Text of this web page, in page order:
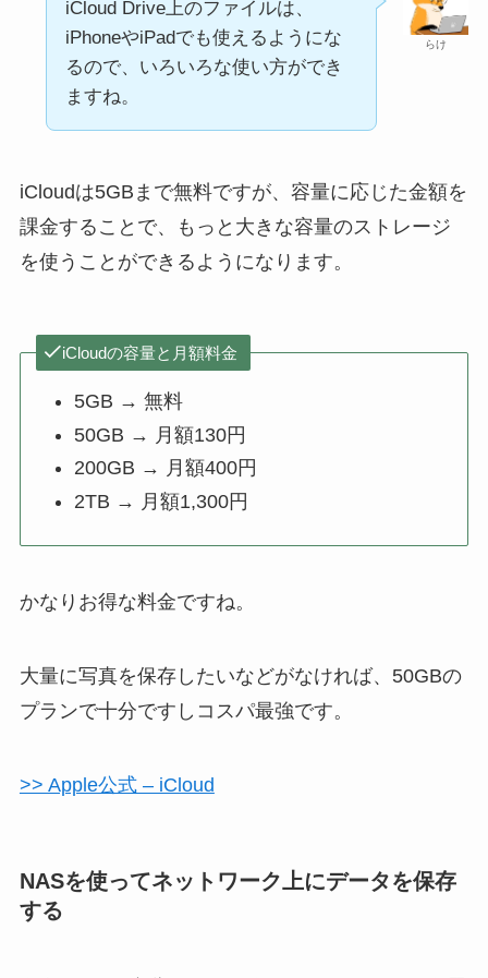
らけ
iCloud Drive上のファイルは、
iPhoneやiPadでも使えるようにな
るので、いろいろな使い方ができ
ますね。
iCloudは5GBまで無料ですが、容量に応じた金額を
課金することで、もっと大きな容量のストレージ
を使うことができるようになります。
iCloudの容量と月額料金
5GB → 無料
50GB → 月額130円
200GB → 月額400円
2TB → 月額1,300円
かなりお得な料金ですね。
大量に写真を保存したいなどがなければ、50GBの
プランで十分ですしコスパ最強です。
>> Apple公式 – iCloud
NASを使ってネットワーク上にデータを保存
する